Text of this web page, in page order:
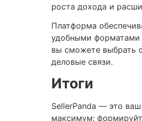
роста дохода и
Платформа
удобными форматами
вы сможете выбрать
деловые связи.
Итоги
SellerPanda — это
максимум: